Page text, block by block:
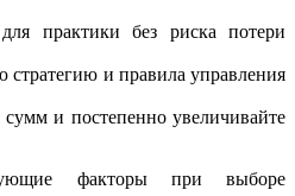
практики без риска потери
стратегию и правила управления
и постепенно увеличивайте
факторы при выборе